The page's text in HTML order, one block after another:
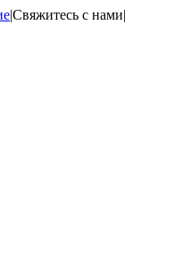
|Свяжитесь с нами|